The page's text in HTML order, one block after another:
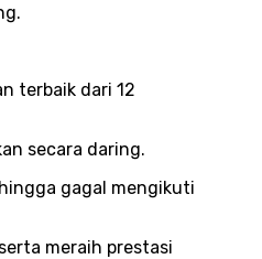
terbaik dari 12
secara daring.
gagal mengikuti
meraih prestasi